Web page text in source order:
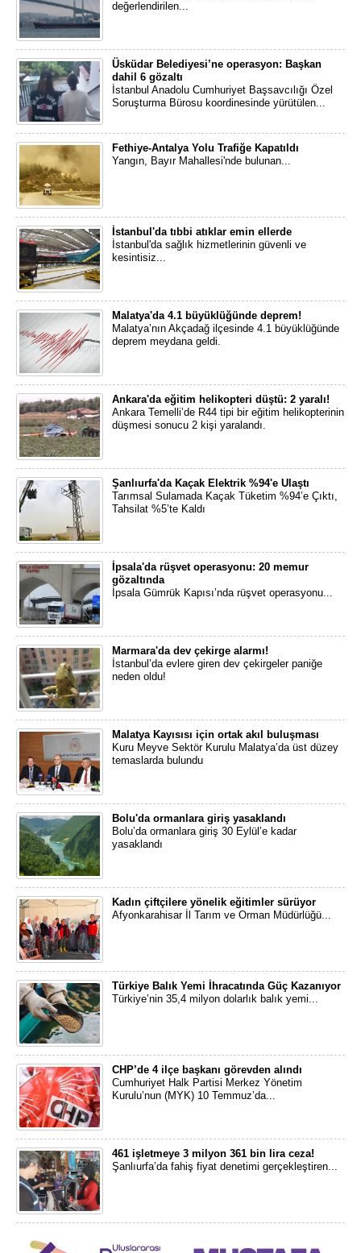
değerlendirilen...
Üsküdar Belediyesi’ne operasyon: Başkan
dahil 6 gözaltı
İstanbul Anadolu Cumhuriyet Başsavcılığı Özel
Soruşturma Bürosu koordinesinde yürütülen...
Fethiye-Antalya Yolu Trafiğe Kapatıldı
Yangın, Bayır Mahallesi'nde bulunan...
İstanbul'da tıbbi atıklar emin ellerde
İstanbul'da sağlık hizmetlerinin güvenli ve
kesintisiz...
Malatya'da 4.1 büyüklüğünde deprem!
Malatya’nın Akçadağ ilçesinde 4.1 büyüklüğünde
deprem meydana geldi.
Ankara'da eğitim helikopteri düştü: 2 yaralı!
Ankara Temelli’de R44 tipi bir eğitim helikopterinin
düşmesi sonucu 2 kişi yaralandı.
Şanlıurfa'da Kaçak Elektrik %94'e Ulaştı
Tarımsal Sulamada Kaçak Tüketim %94’e Çıktı,
Tahsilat %5’te Kaldı
İpsala'da rüşvet operasyonu: 20 memur
gözaltında
İpsala Gümrük Kapısı’nda rüşvet operasyonu...
Marmara'da dev çekirge alarmı!
İstanbul’da evlere giren dev çekirgeler paniğe
neden oldu!
Malatya Kayısısı için ortak akıl buluşması
Kuru Meyve Sektör Kurulu Malatya’da üst düzey
temaslarda bulundu
Bolu'da ormanlara giriş yasaklandı
Bolu’da ormanlara giriş 30 Eylül’e kadar
yasaklandı
Kadın çiftçilere yönelik eğitimler sürüyor
Afyonkarahisar İl Tarım ve Orman Müdürlüğü...
Türkiye Balık Yemi İhracatında Güç Kazanıyor
Türkiye’nin 35,4 milyon dolarlık balık yemi...
CHP’de 4 ilçe başkanı görevden alındı
Cumhuriyet Halk Partisi Merkez Yönetim
Kurulu’nun (MYK) 10 Temmuz’da...
461 işletmeye 3 milyon 361 bin lira ceza!
Şanlıurfa’da fahiş fiyat denetimi gerçekleştiren...